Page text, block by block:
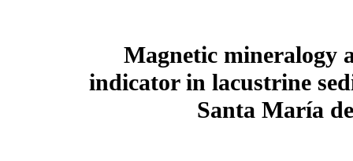
Magnetic mineralogy
indicator in lacustrine
Santa María